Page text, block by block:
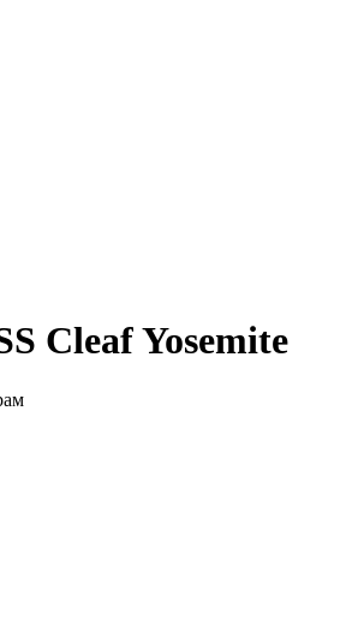
Cleaf Yosemite